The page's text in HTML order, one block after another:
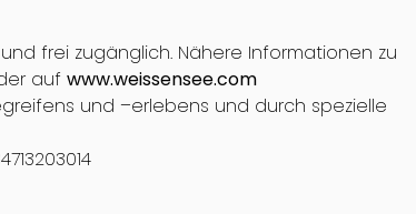
frei zugänglich. Nähere Informationen zu
auf www.weissensee.com
und –erlebens und durch spezielle